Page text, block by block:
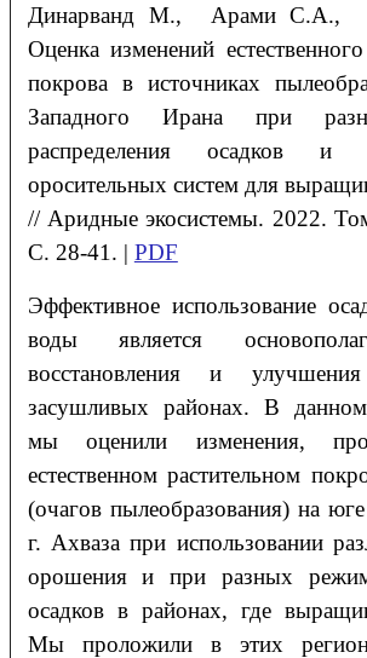
Динарванд М., АрамиС.А.,
Оценка изменений
покрова в источниках
Западного Ирана при
распределения осадков и
оросительных систем для
// Аридные экосистемы. 2022.
С. 28-41. | PDF
Эффективное использование
воды является
восстановления и
засушливых районах. В данном
мы оценили изменения,
естественном растительном
(очагов пылеобразования) на
г. Ахваза при использовании
орошения и при разных
осадков в районах, где
Мы проложили в этих